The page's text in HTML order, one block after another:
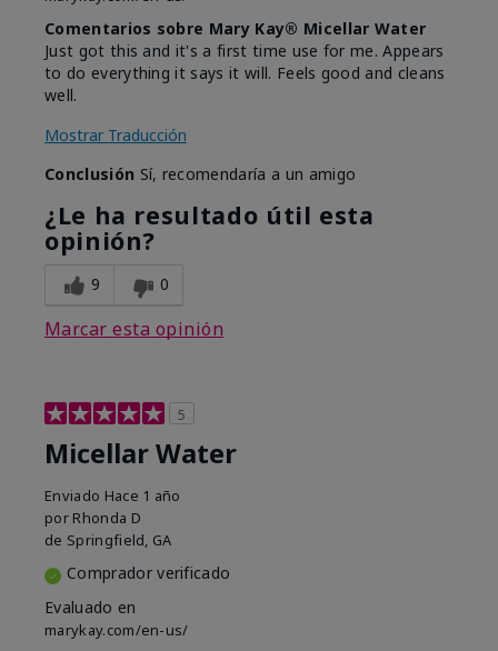
Comentarios sobre Mary Kay® Micellar Water
Just got this and it's a first time use for me. Appears
to do everything it says it will. Feels good and cleans
well.
Mostrar Traducción
Conclusión Sí, recomendaría a un amigo
¿Le ha resultado útil esta
opinión?
9 0
Marcar esta opinión
5
Micellar Water
Enviado Hace 1 año
por Rhonda D
de Springfield, GA
Comprador verificado
Evaluado en
marykay.com/en-us/